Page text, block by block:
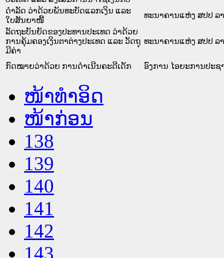
ດຳລັດ ວ່າດ້ວຍພັນທະບັດແລກເງິນ ແລະ
ໃບສັນຍາໜີ້
ທະນາຄານແຫ່ງ ສປປ ລ
ລັດຖະບັນຍັດຂອງປະທານປະເທດ ວ່າດ້ວຍ
ການຄຸ້ມຄອງເງິນຕາຕ່າງປະເທດ ແລະ ວັດຖຸ
ມີຄ່າ
ທະນາຄານແຫ່ງ ສປປ ລ
ກົດໝາຍວ່າດ້ວຍ ການດຳເນີນຄະດີເດັກ ອົງການ ໄອຍະການປະຊ
ໜ້າທໍາອິດ
ໜ້າກ່ອນ
138
139
140
141
142
143